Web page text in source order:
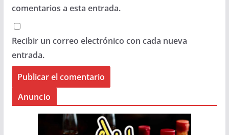
comentarios a esta entrada.
Recibir un correo electrónico con cada nueva
entrada.
Anuncio